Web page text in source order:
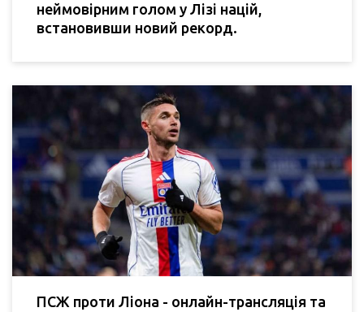
неймовірним голом у Лізі націй,
встановивши новий рекорд.
ПСЖ проти Ліона - онлайн-трансляція та